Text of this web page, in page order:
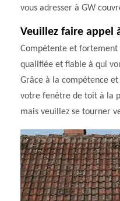
vous adresser à GW
Veuillez faire appel
Compétente et fortement
qualifiée et fiable à qui
Grâce à la compétence
votre fenêtre de toit à la
mais veuillez se tourner